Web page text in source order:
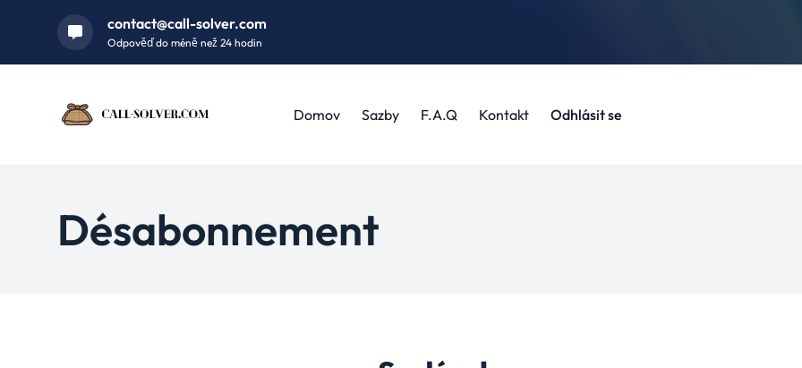
contact@call-solver.com
Odpověď do méně než 24 hodin
Domov Sazby F.A.Q Kontakt Odhlásit se
Désabonnement